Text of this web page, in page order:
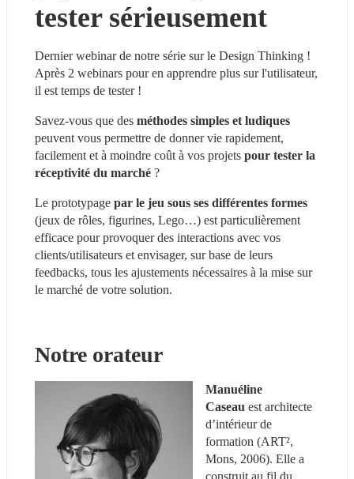
tester sérieusement
Dernier webinar de notre série sur le Design Thinking !
Après 2 webinars pour en apprendre plus sur l'utilisateur,
il est temps de tester !
Savez-vous que des méthodes simples et ludiques
peuvent vous permettre de donner vie rapidement,
facilement et à moindre coût à vos projets pour tester la
réceptivité du marché ?
Le prototypage par le jeu sous ses différentes formes
(jeux de rôles, figurines, Lego…) est particulièrement
efficace pour provoquer des interactions avec vos
clients/utilisateurs et envisager, sur base de leurs
feedbacks, tous les ajustements nécessaires à la mise sur
le marché de votre solution.
Notre orateur
Manuéline
Caseau est architecte
d’intérieur de
formation (ART²,
Mons, 2006). Elle a
construit au fil du